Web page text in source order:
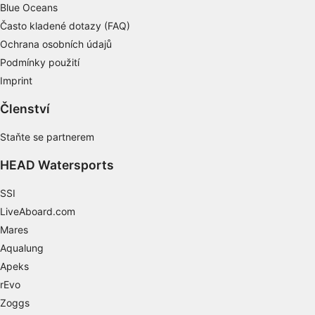
Blue Oceans
Často kladené dotazy (FAQ)
Ochrana osobních údajů
Podmínky použití
Imprint
Členství
Staňte se partnerem
HEAD Watersports
SSI
LiveAboard.com
Mares
Aqualung
Apeks
rEvo
Zoggs
Měření výkonu obsahu
Porozumění publiku prostřednictvím
statistik nebo kombinací údajů z různých
zdrojů
Rozvoj a zlepšování služeb
Použití omezených údajů k výběru obsahu
Speciální funkce IAB:
Používání přesných údajů o zeměpisné
poloze
vyžádaných informací
Účely zpracování, které nesouvisejí s IAB:
Nezbytné